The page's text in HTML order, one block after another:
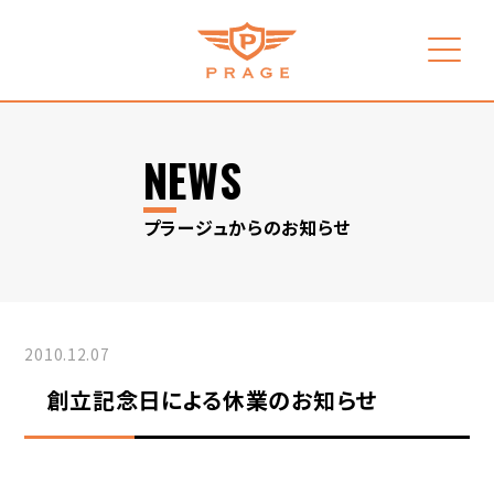
NEWS
プラージュからのお知らせ
2010.12.07
創立記念日による休業のお知らせ